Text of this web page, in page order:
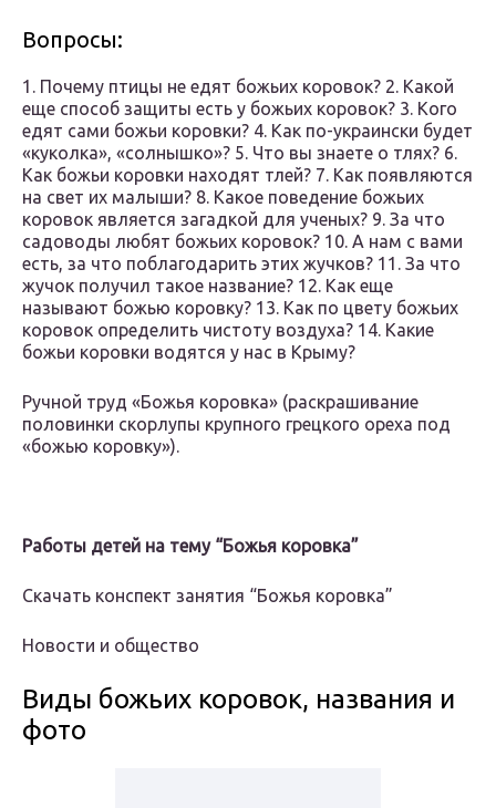
Вопросы:
1. Почему птицы не едят божьих коровок? 2. Какой
еще способ защиты есть у божьих коровок? 3. Кого
едят сами божьи коровки? 4. Как по-украински будет
«куколка», «солнышко»? 5. Что вы знаете о тлях? 6.
Как божьи коровки находят тлей? 7. Как появляются
на свет их малыши? 8. Какое поведение божьих
коровок является загадкой для ученых? 9. За что
садоводы любят божьих коровок? 10. А нам с вами
есть, за что поблагодарить этих жучков? 11. За что
жучок получил такое название? 12. Как еще
называют божью коровку? 13. Как по цвету божьих
коровок определить чистоту воздуха? 14. Какие
божьи коровки водятся у нас в Крыму?
Ручной труд «Божья коровка» (раскрашивание
половинки скорлупы крупного грецкого ореха под
«божью коровку»).
Работы детей на тему “Божья коровка”
Скачать конспект занятия “Божья коровка”
Новости и общество
Виды божьих коровок, названия и
фото